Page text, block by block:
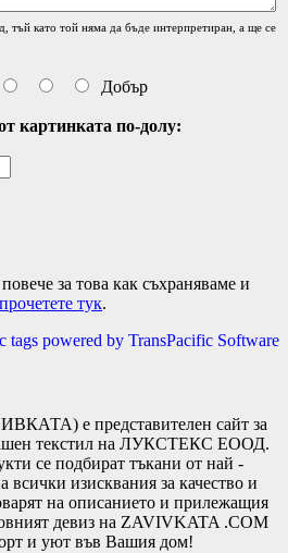
тъй като той няма да бъде интерпретиран, а ще се
Добър
картинката по-долу:
за това как съхраняваме и
прочетете тук.
tags powered by TransPacific Software
е представителен сайт за
текстил на ЛУКСТЕКС ЕООД.
се подбират тъкани от най -
всички изисквания за качество и
на описанието и прилежащия
девиз на ZAVIVKATA .COM
и уют във Вашия дом!